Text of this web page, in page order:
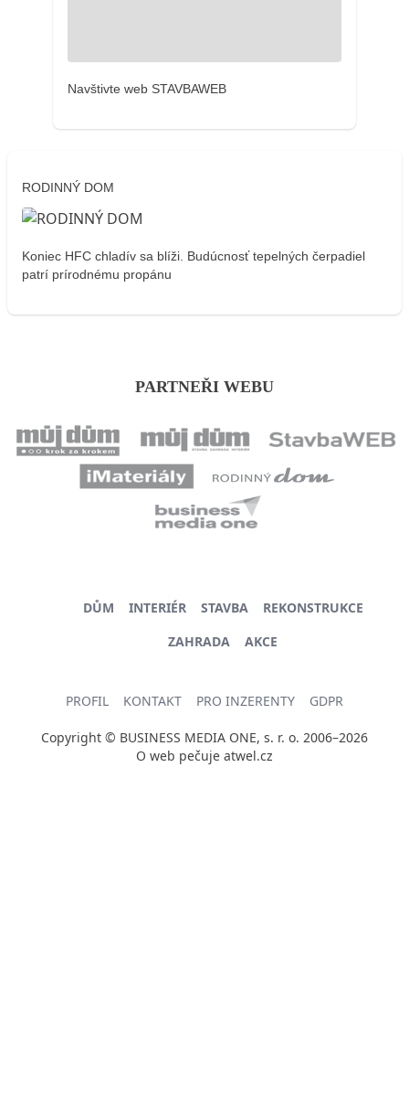
Navštivte web STAVBAWEB
RODINNÝ DOM
Koniec HFC chladív sa blíži. Budúcnosť tepelných čerpadiel
patrí prírodnému propánu
PARTNEŘI WEBU
DŮM INTERIÉR STAVBA
REKONSTRUKCE
ZAHRADA
AKCE
PROFIL KONTAKT PRO INZERENTY GDPR
Copyright © BUSINESS MEDIA ONE, s. r. o. 2006–2026